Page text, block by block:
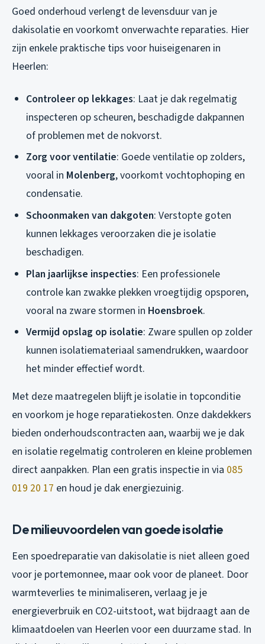
Goed onderhoud verlengt de levensduur van je
dakisolatie en voorkomt onverwachte reparaties. Hier
zijn enkele praktische tips voor huiseigenaren in
Heerlen:
Controleer op lekkages: Laat je dak regelmatig
inspecteren op scheuren, beschadigde dakpannen
of problemen met de nokvorst.
Zorg voor ventilatie: Goede ventilatie op zolders,
vooral in Molenberg, voorkomt vochtophoping en
condensatie.
Schoonmaken van dakgoten: Verstopte goten
kunnen lekkages veroorzaken die je isolatie
beschadigen.
Plan jaarlijkse inspecties: Een professionele
controle kan zwakke plekken vroegtijdig opsporen,
vooral na zware stormen in Hoensbroek.
Vermijd opslag op isolatie: Zware spullen op zolder
kunnen isolatiemateriaal samendrukken, waardoor
het minder effectief wordt.
Met deze maatregelen blijft je isolatie in topconditie
en voorkom je hoge reparatiekosten. Onze dakdekkers
bieden onderhoudscontracten aan, waarbij we je dak
en isolatie regelmatig controleren en kleine problemen
direct aanpakken. Plan een gratis inspectie in via 085
019 20 17 en houd je dak energiezuinig.
De milieuvoordelen van goede isolatie
Een spoedreparatie van dakisolatie is niet alleen goed
voor je portemonnee, maar ook voor de planeet. Door
warmteverlies te minimaliseren, verlaag je je
energieverbruik en CO2-uitstoot, wat bijdraagt aan de
klimaatdoelen van Heerlen voor een duurzame stad. In